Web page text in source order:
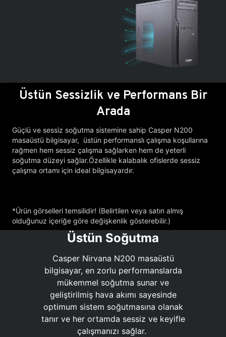
Üstün Sessizlik ve Performans Bir
Arada
Güçlü ve sessiz soğutma sistemine sahip Casper N200
masaüstü bilgisayar, üstün performanslı çalışma koşullarına
rağmen hem sessiz çalışma sağlarken hem de yeterli
soğutma düzeyi sağlar.Özellikle kalabalık ofislerde sessiz
çalışma ortamı için ideal bilgisayardır.
*Ürün görselleri temsilidir! (Belirtilen veya satın almış
olduğunuz içeriğe göre değişkenlik gösterebilir.)
Üstün Soğutma
Casper Nirvana N200 masaüstü
bilgisayar, en zorlu performanslarda
mükemmel soğutma sunar ve
geliştirilmiş hava akımı sayesinde
optimum sistem soğutmasına olanak
tanır ve her ortamda sessiz ve keyifle
çalışmanızı sağlar.